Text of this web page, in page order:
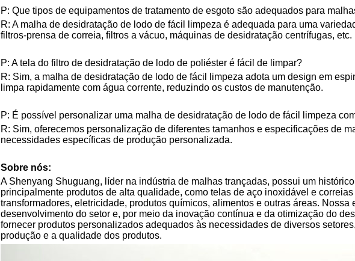
P: Que tipos de equipamentos de tratamento de esgoto são adequados para
R: A malha de desidratação de lodo de fácil limpeza é adequada para uma
filtros-prensa de correia, filtros a vácuo, máquinas de desidratação centrífugas, etc.
P: A tela do filtro de desidratação de lodo de poliéster é fácil de limpar?
R: Sim, a malha de desidratação de lodo de fácil limpeza adota um design em
limpa rapidamente com água corrente, reduzindo os custos de manutenção.
P: É possível personalizar uma malha de desidratação de lodo de fácil limpeza
R: Sim, oferecemos personalização de diferentes tamanhos e especificações de
necessidades específicas de produção personalizada.
Sobre nós:
A Shenyang Shuguang, líder na indústria de malhas trançadas, possui um
principalmente produtos de alta qualidade, como telas de aço inoxidável e
transformadores, eletricidade, produtos químicos, alimentos e outras áreas.
desenvolvimento do setor e, por meio da inovação contínua e da otimização do
fornecer produtos personalizados adequados às necessidades de diversos
produção e a qualidade dos produtos.